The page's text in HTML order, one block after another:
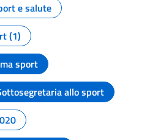
e salute
(1)
sport
allo sport